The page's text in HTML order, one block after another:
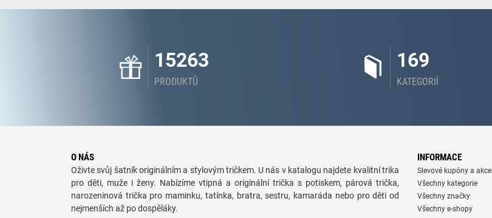
15263
PRODUKTŮ
169
KATEGORIÍ
O NÁS
Oživte svůj šatník originálním a stylovým tričkem. U nás v katalogu najdete kvalitní trika
pro děti, muže i ženy. Nabízíme vtipná a originální trička s potiskem, párová trička,
narozeninová trička pro maminku, tatínka, bratra, sestru, kamaráda nebo pro děti od
nejmenších až po dospěláky.
INFORMACE
Slevové kupóny a akce
Všechny kategorie
Všechny značky
Všechny e-shopy